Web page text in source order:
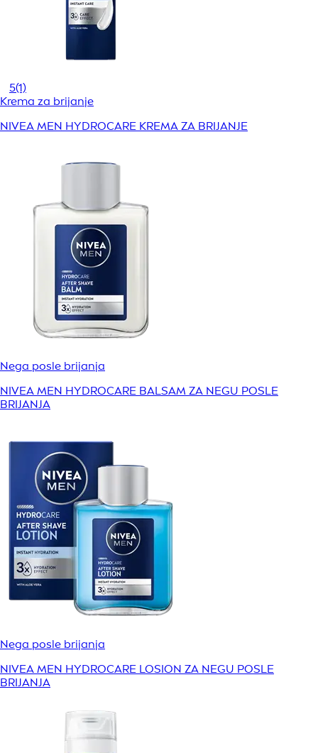
5(1)
Krema za brijanje
NIVEA MEN HYDROCARE KREMA ZA BRIJANJE
Nega posle brijanja
NIVEA MEN HYDROCARE BALSAM ZA NEGU POSLE
BRIJANJA
Nega posle brijanja
NIVEA MEN HYDROCARE LOSION ZA NEGU POSLE
BRIJANJA